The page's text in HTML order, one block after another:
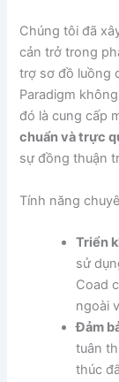
Chúng tôi đã
cản trở trong
trợ sơ đồ luồng
Paradigm
đó là cung cấp
chuẩn và trực
sự đồng thuận
Tính năng
Triển
sử
Coad
ngoài
Đảm
tuân
thúc